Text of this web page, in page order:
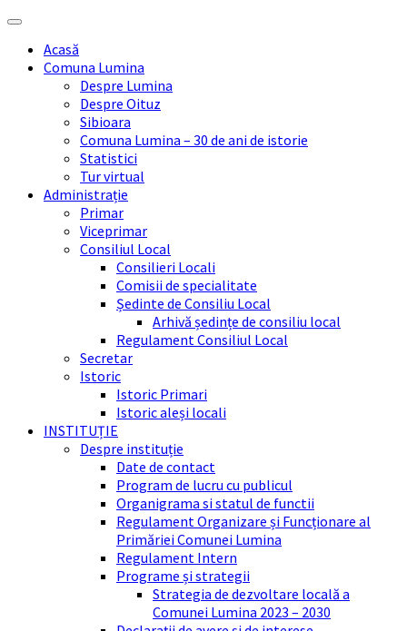
Skip
content
Skip
sidebar
Skip
right
sidebar
Skip
footerAcasă
Comuna Lumina
Despre Lumina
Despre Oituz
Sibioara
Comuna Lumina – 30 de ani de istorie
Statistici
Tur virtual
Administrație
Primar
Viceprimar
Consiliul Local
Consilieri Locali
Comisii de specialitate
Ședinte de Consiliu Local
Arhivă ședințe de consiliu local
Regulament Consiliul Local
Secretar
Istoric
Istoric Primari
Istoric aleși locali
INSTITUȚIE
Despre instituție
Date de contact
Program de lucru cu publicul
Organigrama si statul de functii
Regulament Organizare și Funcționare al
Primăriei Comunei Lumina
Regulament Intern
Programe și strategii
Strategia de dezvoltare locală a
Comunei Lumina 2023 – 2030